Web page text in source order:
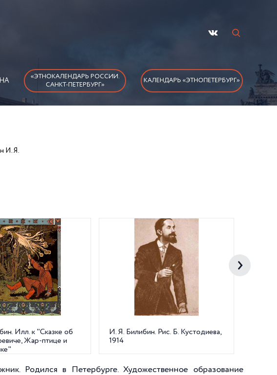
«ЭТНОКАЛЕНДАРЬ РОССИИ.
САНКТ-ПЕТЕРБУРГ»
КАЛЕНДАРЬ «ЭТНОПЕТЕРБУРГ»
И. Я.
Илл. к "Сказке об
Жар-птице и
И. Я. Билибин. Рис. Б. Кустодиева,
1914
Родился в Петербурге. Художественное образование